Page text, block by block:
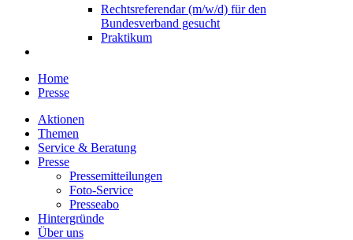
Rechtsreferendar (m/w/d) für den
Bundesverband gesucht
Praktikum
Home
Presse
Aktionen
Themen
Service & Beratung
Presse
Pressemitteilungen
Foto-Service
Presseabo
Hintergründe
Über uns